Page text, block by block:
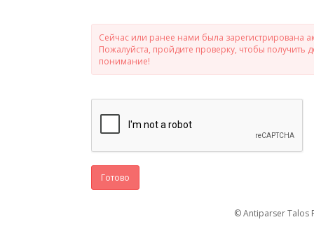
Сейчас или ранее нами была зарегистрирована
Пожалуйста, пройдите проверку, чтобы
понимание!
Готово
© Antiparser Talos